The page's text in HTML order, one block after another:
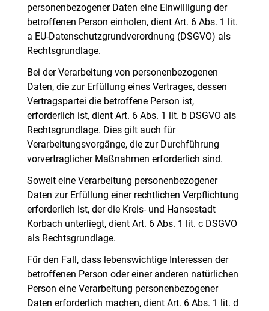
personenbezogener Daten eine Einwilligung der
betroffenen Person einholen, dient Art. 6 Abs. 1 lit.
a EU-Datenschutzgrundverordnung (DSGVO) als
Rechtsgrundlage.
Bei der Verarbeitung von personenbezogenen
Daten, die zur Erfüllung eines Vertrages, dessen
Vertragspartei die betroffene Person ist,
erforderlich ist, dient Art. 6 Abs. 1 lit. b DSGVO als
Rechtsgrundlage. Dies gilt auch für
Verarbeitungsvorgänge, die zur Durchführung
vorvertraglicher Maßnahmen erforderlich sind.
Soweit eine Verarbeitung personenbezogener
Daten zur Erfüllung einer rechtlichen Verpflichtung
erforderlich ist, der die Kreis- und Hansestadt
Korbach unterliegt, dient Art. 6 Abs. 1 lit. c DSGVO
als Rechtsgrundlage.
Für den Fall, dass lebenswichtige Interessen der
betroffenen Person oder einer anderen natürlichen
Person eine Verarbeitung personenbezogener
Daten erforderlich machen, dient Art. 6 Abs. 1 lit. d